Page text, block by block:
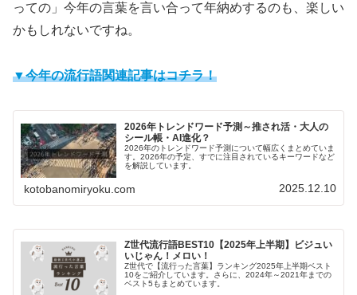
っての」今年の言葉を言い合って年納めするのも、楽しい
かもしれないですね。
▼今年の流行語関連記事はコチラ！
2026年トレンドワード予測～推され活・大人の
シール帳・AI進化？
2026年のトレンドワード予測について幅広くまとめていま
す。2026年の予定、すでに注目されているキーワードなど
を解説しています。
kotobanomiryoku.com 2025.12.10
Z世代流行語BEST10【2025年上半期】ビジュい
いじゃん！メロい！
Z世代で【流行った言葉】ランキング2025年上半期ベスト
10をご紹介しています。さらに、2024年～2021年までの
ベスト5もまとめています。